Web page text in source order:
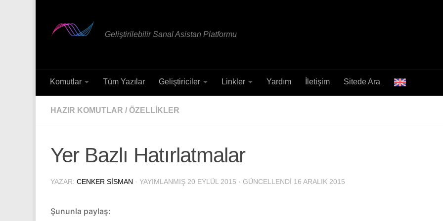
Geliştirilebilir Sanal Asistan Platformu
Komutlar Tüm Yazılar Geliştiriciler Linkler Yardım İletişim Sitede Ara
HAZIR KOMUTLAR / ÖZELLIKLER
Yer Bazlı Hatırlatmalar
YAZAR: CENKER SISMAN · YAYIMLANMIŞ 20 EYLÜL 2015 · GÜNCELLENDI 16 ARALIK 2015
Şununla paylaş: